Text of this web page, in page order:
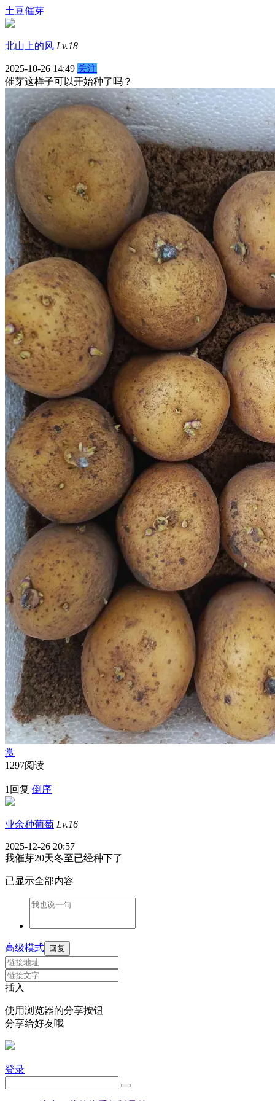
土豆催芽
北山上的风 Lv.18
2025-10-26 14:49 关注
催芽这样子可以开始种了吗？
赏
1297阅读
1回复 倒序
业余种葡萄 Lv.16
2025-12-26 20:57
我催芽20天冬至已经种下了
已显示全部内容
高级模式 回复
插入
使用浏览器的分享按钮
分享给好友哦
登录